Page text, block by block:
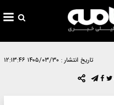
تاریخ انتشار : ۱۴۰۵/۰۳/۳۰ ۱۲:۱۳:۴۶